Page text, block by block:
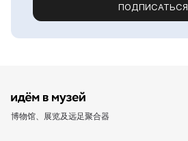
ПОДПИСАТЬСЯ
博物馆、展览及远足聚合器